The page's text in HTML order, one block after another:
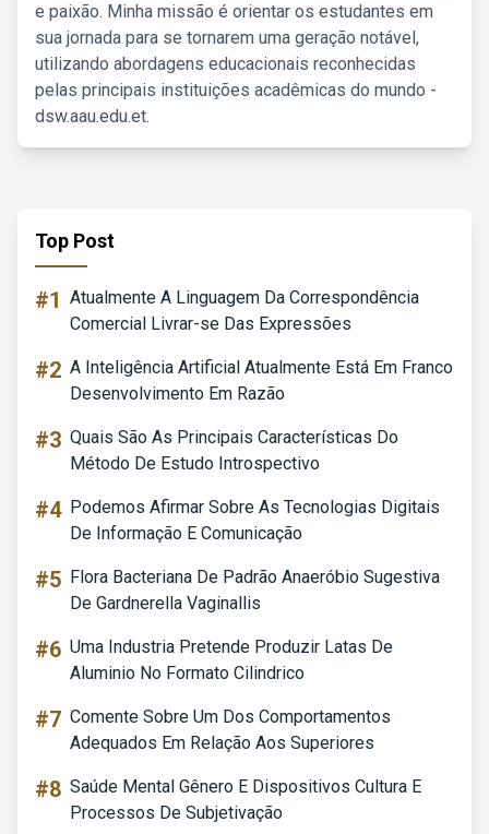
e paixão. Minha missão é orientar os estudantes em
sua jornada para se tornarem uma geração notável,
utilizando abordagens educacionais reconhecidas
pelas principais instituições acadêmicas do mundo -
dsw.aau.edu.et.
Top Post
#1 Atualmente A Linguagem Da Correspondência
Comercial Livrar-se Das Expressões
#2 A Inteligência Artificial Atualmente Está Em Franco
Desenvolvimento Em Razão
#3 Quais São As Principais Características Do
Método De Estudo Introspectivo
#4 Podemos Afirmar Sobre As Tecnologias Digitais
De Informação E Comunicação
#5 Flora Bacteriana De Padrão Anaeróbio Sugestiva
De Gardnerella Vaginallis
#6 Uma Industria Pretende Produzir Latas De
Aluminio No Formato Cilindrico
#7 Comente Sobre Um Dos Comportamentos
Adequados Em Relação Aos Superiores
#8 Saúde Mental Gênero E Dispositivos Cultura E
Processos De Subjetivação